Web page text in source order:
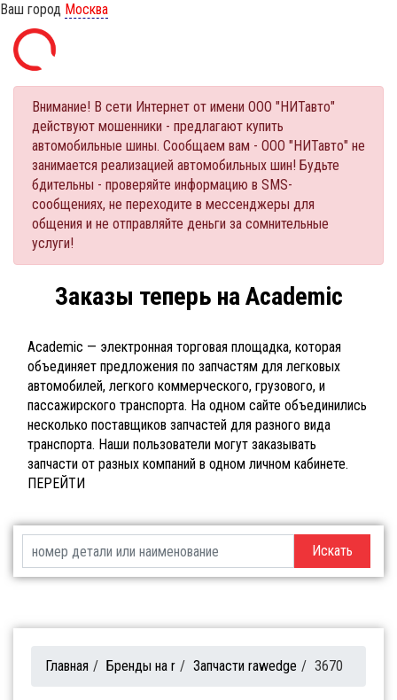
Ваш город Москва
Внимание! В сети Интернет от имени ООО "НИТавто"
действуют мошенники - предлагают купить
автомобильные шины. Сообщаем вам - ООО "НИТавто" не
занимается реализацией автомобильных шин! Будьте
бдительны - проверяйте информацию в SMS-
сообщениях, не переходите в мессенджеры для
общения и не отправляйте деньги за сомнительные
услуги!
Заказы теперь на Academic
Academic — электронная торговая площадка, которая
объединяет предложения по запчастям для легковых
автомобилей, легкого коммерческого, грузового, и
пассажирского транспорта. На одном сайте объединились
несколько поставщиков запчастей для разного вида
транспорта. Наши пользователи могут заказывать
запчасти от разных компаний в одном личном кабинете.
ПЕРЕЙТИ
Искать
Главная / Бренды на r / Запчасти rawedge / 3670